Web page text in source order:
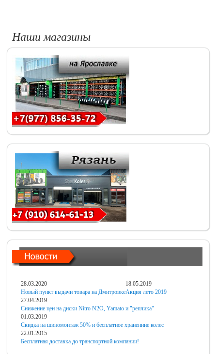
Наши магазины
28.03.2020
Новый пункт выдачи товара на Дмитровке
18.05.2019
Акция лето 2019
27.04.2019
Снижение цен на диски Nitro N2O, Yamato и "реплика"
01.03.2019
Скидка на шиномонтаж 50% и бесплатное хранениие колес
22.01.2015
Бесплатная доставка до транспортной компании!